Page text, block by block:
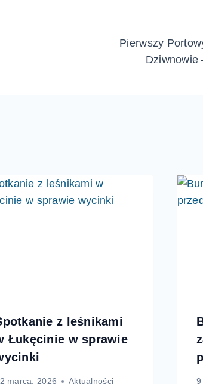
Pierwszy
Dziwnowie
z leśnikami
Łukęcinie w sprawie
marca, 2026 Aktualności 9